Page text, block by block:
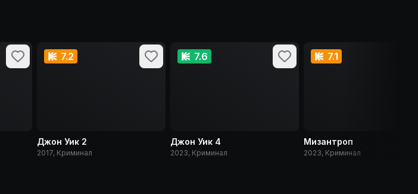
7.2
Джон Уик 2
2017, Криминал
7.6
Джон Уик 4
2023, Криминал
7.1
Мизантроп
2023, Криминал